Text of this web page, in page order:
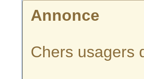
Annonce
Chers usagers